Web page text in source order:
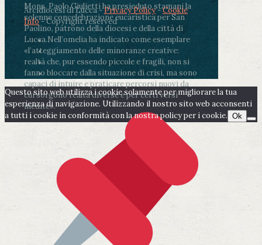
Mons. Paolo Giulietti ha presieduto stamani la
solenne concelebrazione eucaristica per San
Paolino, patrono della diocesi e della città di
Lucca.Nell’omelia ha indicato come esemplare
«l’atteggiamento delle minoranze creative:
realtà che, pur essendo piccole e fragili, non si
fanno bloccare dalla situazione di crisi, ma sono
capaci di intuire e praticare percorsi nuovi da
cui sorgono realtà diverse e per certi versi
inedite».
Arcidiocesi di Lucca -Privacy Policy-Cookie
Info- Copyright reserved
Questo sito web utilizza i cookie solamente per migliorare la tua
esperienza di navigazione. Utilizzando il nostro sito web acconsenti
a tutti i cookie in conformità con la nostra policy per i cookie. Ok